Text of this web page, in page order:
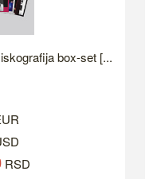
box-set [...
RSD